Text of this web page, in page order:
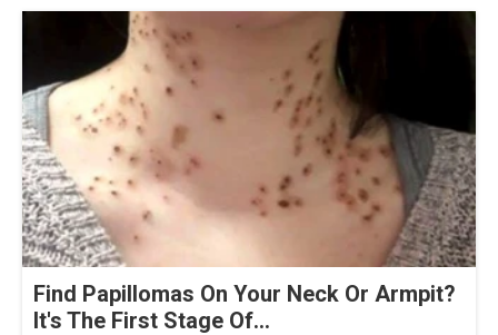
Find Papillomas On Your Neck Or Armpit?
It's The First Stage Of...